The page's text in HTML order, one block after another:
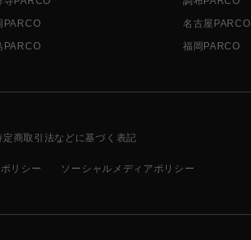
PARCO
名古屋PARCO
PARCO
福岡PARCO
定商取引法などに基づく表記
リシー ソーシャルメディアポリシー